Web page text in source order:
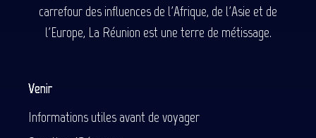
carrefour des influences de l'Afrique, de l'Asie et de
l'Europe, La Réunion est une terre de métissage.
Venir
Informations utiles avant de voyager